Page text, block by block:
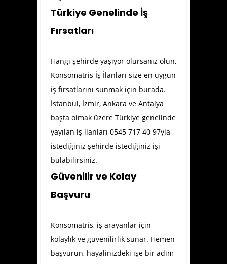
Türkiye Genelinde İş
Fırsatları
Hangi şehirde yaşıyor olursanız olun,
Konsomatris İş İlanları size en uygun
iş fırsatlarını sunmak için burada.
İstanbul, İzmir, Ankara ve Antalya
başta olmak üzere Türkiye genelinde
yayılan iş ilanları 0545 717 40 97yla
istediğiniz şehirde istediğiniz işi
bulabilirsiniz.
Güvenilir ve Kolay
Başvuru
Konsomatris, iş arayanlar için
kolaylık ve güvenilirlik sunar. Hemen
başvurun, hayalinizdeki işe bir adım